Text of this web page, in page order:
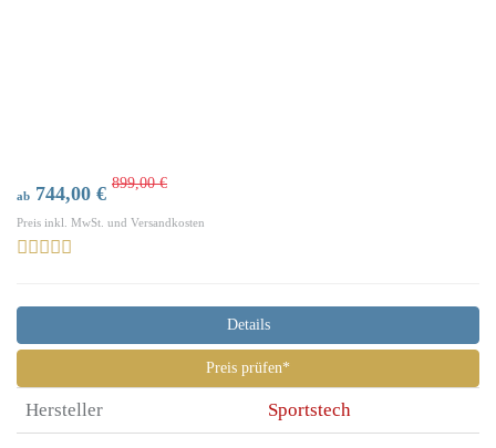
ab 744,00 € 899,00 €
Preis inkl. MwSt. und Versandkosten
Details
Preis prüfen*
Hersteller Sportstech